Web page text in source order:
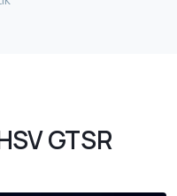
GTSR